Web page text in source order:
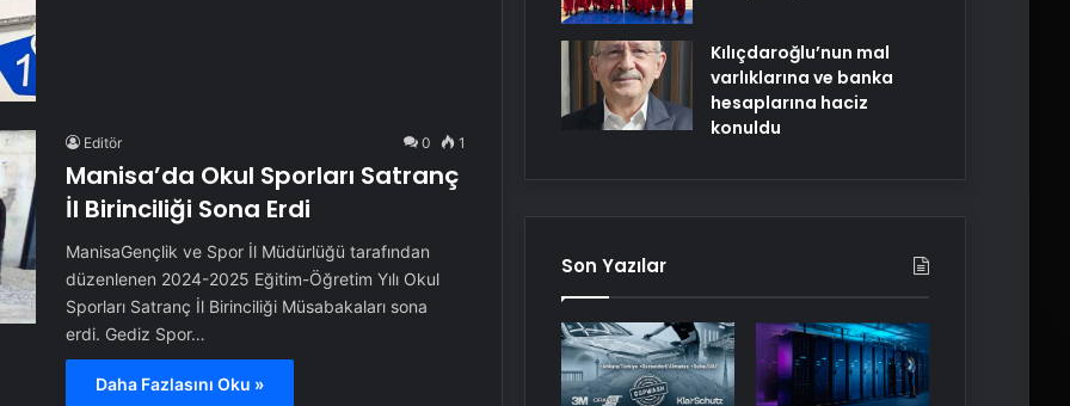
Editör 0 1
Manisa’da Okul Sporları Satranç
İl Birinciliği Sona Erdi
ManisaGençlik ve Spor İl Müdürlüğü tarafından
düzenlenen 2024-2025 Eğitim-Öğretim Yılı Okul
Sporları Satranç İl Birinciliği Müsabakaları sona
erdi. Gediz Spor…
Daha Fazlasını Oku »
Kılıçdaroğlu’nun mal
varlıklarına ve banka
hesaplarına haciz
konuldu
Son Yazılar